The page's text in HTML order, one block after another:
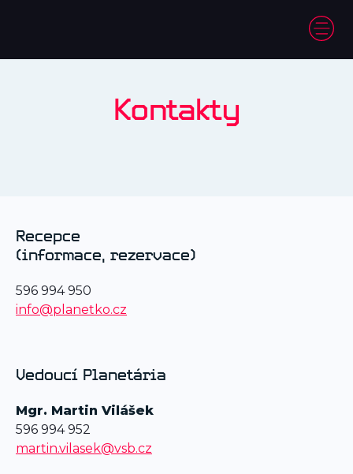
Kontakty
Recepce
(informace, rezervace)
596 994 950
info@planetko.cz
Vedoucí Planetária
Mgr. Martin Vilášek
596 994 952
martin.vilasek@vsb.cz